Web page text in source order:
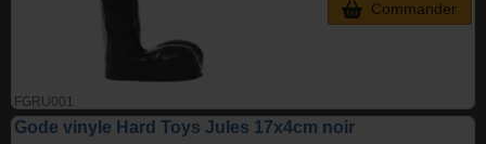
FGRU001
Commander
Gode vinyle Hard Toys Jules 17x4cm noir